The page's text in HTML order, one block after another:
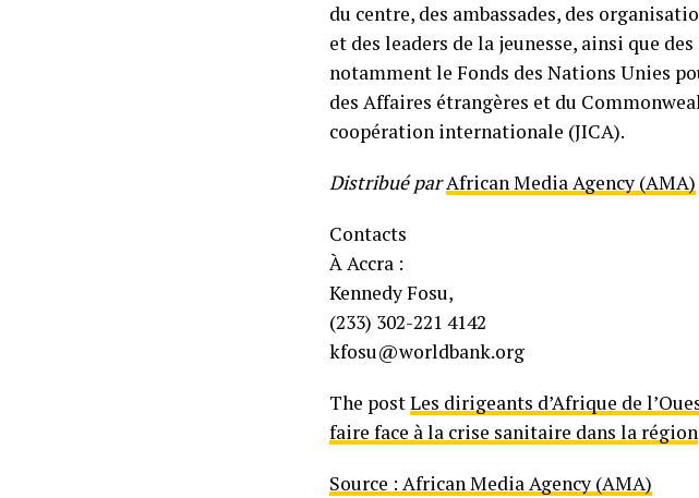
du centre, des ambassades, des
et des leaders de la jeunesse, ainsi que
notamment le Fonds des Nations Unies
des Affaires étrangères et du
coopération internationale (JICA).
Distribué parAfrican Media Agency (AMA)
Contacts
À Accra :
Kennedy Fosu,
(233) 302-221 4142
kfosu@worldbank.org
The postLes dirigeants d’Afrique de
faire face à la crise sanitaire dans la région
Source : African Media Agency (AMA)